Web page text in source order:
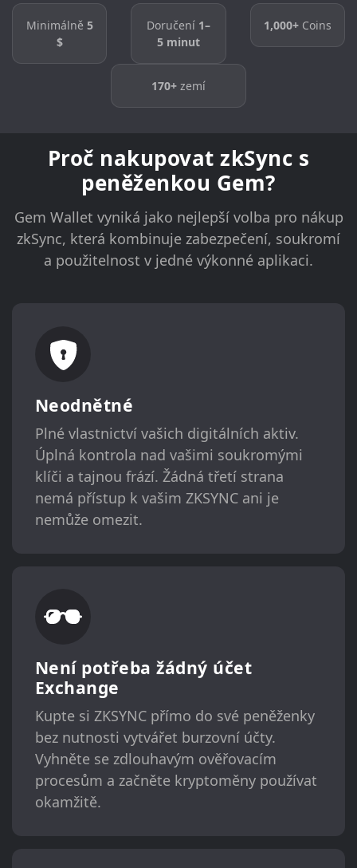
Minimálně 5
$
Doručení 1–
5 minut
1,000+Coins
170+ zemí
Proč nakupovat zkSync s
peněženkou Gem?
Gem Wallet vyniká jako nejlepší volba pro nákup
zkSync, která kombinuje zabezpečení, soukromí
a použitelnost v jedné výkonné aplikaci.
Neodnětné
Plné vlastnictví vašich digitálních aktiv.
Úplná kontrola nad vašimi soukromými
klíči a tajnou frází. Žádná třetí strana
nemá přístup k vašim ZKSYNC ani je
nemůže omezit.
Není potřeba žádný účet
Exchange
Kupte si ZKSYNC přímo do své peněženky
bez nutnosti vytvářet burzovní účty.
Vyhněte se zdlouhavým ověřovacím
procesům a začněte kryptoměny používat
okamžitě.